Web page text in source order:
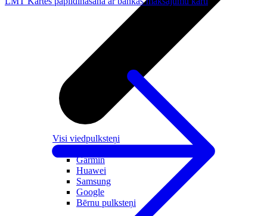
Visi viedpulksteņi
Garmin
Huawei
Samsung
Google
Bērnu pulksteņi